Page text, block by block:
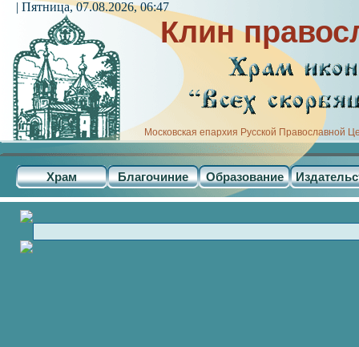
Клин
Московская епархия Русской Православной
Храм Благочиние Образование
| Пятница, 07.08.2026, 06:47